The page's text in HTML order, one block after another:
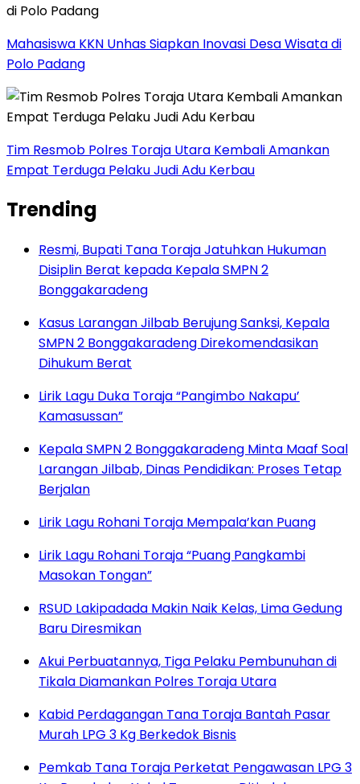
Mahasiswa KKN Unhas Siapkan Inovasi Desa Wisata di
Polo Padang
Tim Resmob Polres Toraja Utara Kembali Amankan
Empat Terduga Pelaku Judi Adu Kerbau
Trending
Resmi, Bupati Tana Toraja Jatuhkan Hukuman
Disiplin Berat kepada Kepala SMPN 2
Bonggakaradeng
Kasus Larangan Jilbab Berujung Sanksi, Kepala
SMPN 2 Bonggakaradeng Direkomendasikan
Dihukum Berat
Lirik Lagu Duka Toraja “Pangimbo Nakapu’
Kamasussan”
Kepala SMPN 2 Bonggakaradeng Minta Maaf Soal
Larangan Jilbab, Dinas Pendidikan: Proses Tetap
Berjalan
Lirik Lagu Rohani Toraja Mempala’kan Puang
Lirik Lagu Rohani Toraja “Puang Pangkambi
Masokan Tongan”
RSUD Lakipadada Makin Naik Kelas, Lima Gedung
Baru Diresmikan
Akui Perbuatannya, Tiga Pelaku Pembunuhan di
Tikala Diamankan Polres Toraja Utara
Kabid Perdagangan Tana Toraja Bantah Pasar
Murah LPG 3 Kg Berkedok Bisnis
Pemkab Tana Toraja Perketat Pengawasan LPG 3